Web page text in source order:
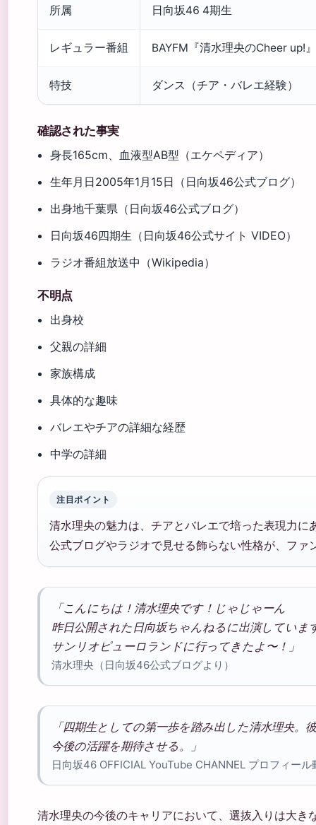
所属 日向坂46 4期生
レギュラー番組 BAYFM『清水理央のCheer up!』
特技 ダンス（チア・バレエ経験）
確認された事実
身長165cm、血液型AB型（エケペディア）
生年月日2005年1月15日（日向坂46公式ブログ）
出身地千葉県（日向坂46公式ブログ）
日向坂46四期生（日向坂46公式サイト VIDEO）
ラジオ番組放送中（Wikipedia）
不明点
出身校
父親の詳細
家族構成
具体的な趣味
バレエやチアの詳細な経歴
中学の詳細
注目ポイント
清水理央の魅力は、チアとバレエで培った表現力に
公式ブログやラジオで見せる飾らない性格が、ファ
「こんにちは！清水理央です！じゃじゃーん
昨日公開された日向坂ちゃんねるに出演していま
サンリオピューロランドに行ってきたよ〜！」
清水理央（日向坂46公式ブログより）
「四期生としての第一歩を踏み出した清水理央。
今後の活躍を期待させる。」
日向坂46 OFFICIAL YouTube CHANNEL プロフィール
清水理央の今後のキャリアにおいて、選抜入りは大き